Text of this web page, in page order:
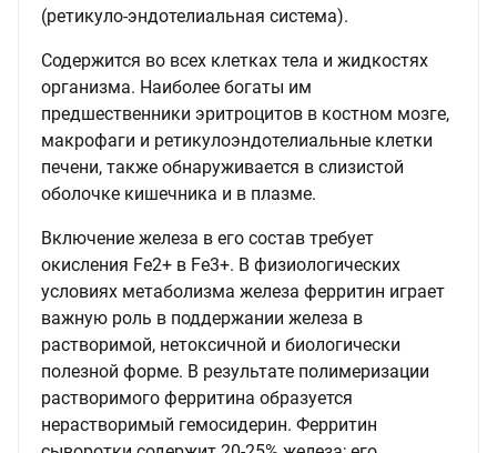
(ретикуло-эндотелиальная система).
Содержится во всех клетках тела и жидкостях
организма. Наиболее богаты им
предшественники эритроцитов в костном мозге,
макрофаги и ретикулоэндотелиальные клетки
печени, также обнаруживается в слизистой
оболочке кишечника и в плазме.
Включение железа в его состав требует
окисления Fe2+ в Fe3+. В физиологических
условиях метаболизма железа ферритин играет
важную роль в поддержании железа в
растворимой, нетоксичной и биологически
полезной форме. В результате полимеризации
растворимого ферритина образуется
нерастворимый гемосидерин. Ферритин